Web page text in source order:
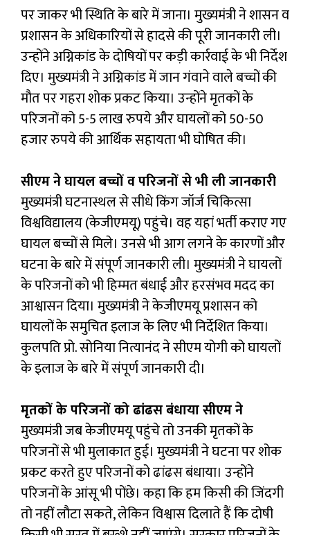
पर जाकर भी स्थिति के बारे में जाना। मुख्यमंत्री ने शासन व
प्रशासन के अधिकारियों से हादसे की पूरी जानकारी ली।
उन्होंने अग्निकांड के दोषियों पर कड़ी कार्रवाई के भी निर्देश
दिए। मुख्यमंत्री ने अग्निकांड में जान गंवाने वाले बच्चों की
मौत पर गहरा शोक प्रकट किया। उन्होंने मृतकों के
परिजनों को 5-5 लाख रुपये और घायलों को 50-50
हजार रुपये की आर्थिक सहायता भी घोषित की।
सीएम ने घायल बच्चों व परिजनों से भी ली जानकारी
मुख्यमंत्री घटनास्थल से सीधे किंग जॉर्ज चिकित्सा
विश्वविद्यालय (केजीएमयू) पहुंचे। वह यहां भर्ती कराए गए
घायल बच्चों से मिले। उनसे भी आग लगने के कारणों और
घटना के बारे में संपूर्ण जानकारी ली। मुख्यमंत्री ने घायलों
के परिजनों को भी हिम्मत बंधाई और हरसंभव मदद का
आश्वासन दिया। मुख्यमंत्री ने केजीएमयू प्रशासन को
घायलों के समुचित इलाज के लिए भी निर्देशित किया।
कुलपति प्रो. सोनिया नित्यानंद ने सीएम योगी को घायलों
के इलाज के बारे में संपूर्ण जानकारी दी।
मृतकों के परिजनों को ढांढस बंधाया सीएम ने
मुख्यमंत्री जब केजीएमयू पहुंचे तो उनकी मृतकों के
परिजनों से भी मुलाकात हुई। मुख्यमंत्री ने घटना पर शोक
प्रकट करते हुए परिजनों को ढांढस बंधाया। उन्होंने
परिजनों के आंसू भी पोंछे। कहा कि हम किसी की जिंदगी
तो नहीं लौटा सकते, लेकिन विश्वास दिलाते हैं कि दोषी